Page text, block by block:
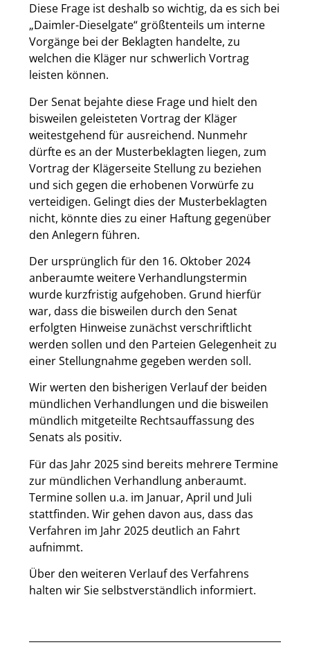
Diese Frage ist deshalb so wichtig, da es sich bei
„Daimler-Dieselgate“ größtenteils um interne
Vorgänge bei der Beklagten handelte, zu
welchen die Kläger nur schwerlich Vortrag
leisten können.
Der Senat bejahte diese Frage und hielt den
bisweilen geleisteten Vortrag der Kläger
weitestgehend für ausreichend. Nunmehr
dürfte es an der Musterbeklagten liegen, zum
Vortrag der Klägerseite Stellung zu beziehen
und sich gegen die erhobenen Vorwürfe zu
verteidigen. Gelingt dies der Musterbeklagten
nicht, könnte dies zu einer Haftung gegenüber
den Anlegern führen.
Der ursprünglich für den 16. Oktober 2024
anberaumte weitere Verhandlungstermin
wurde kurzfristig aufgehoben. Grund hierfür
war, dass die bisweilen durch den Senat
erfolgten Hinweise zunächst verschriftlicht
werden sollen und den Parteien Gelegenheit zu
einer Stellungnahme gegeben werden soll.
Wir werten den bisherigen Verlauf der beiden
mündlichen Verhandlungen und die bisweilen
mündlich mitgeteilte Rechtsauffassung des
Senats als positiv.
Für das Jahr 2025 sind bereits mehrere Termine
zur mündlichen Verhandlung anberaumt.
Termine sollen u.a. im Januar, April und Juli
stattfinden. Wir gehen davon aus, dass das
Verfahren im Jahr 2025 deutlich an Fahrt
aufnimmt.
Über den weiteren Verlauf des Verfahrens
halten wir Sie selbstverständlich informiert.